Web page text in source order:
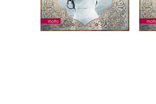
399 Kč
319 Kč